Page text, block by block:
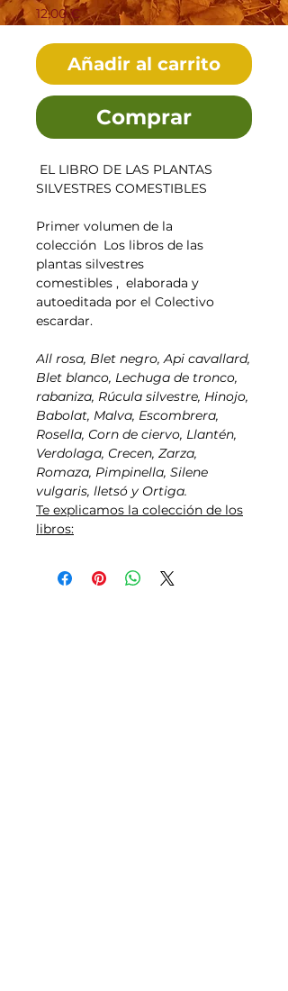
12,00 €Precio
Añadir al carrito
Comprar
EL LIBRO DE LAS PLANTAS
SILVESTRES COMESTIBLES
Primer volumen de la
colección Los libros de las
plantas silvestres
comestibles , elaborada y
autoeditada por el Colectivo
escardar.
All rosa, Blet negro, Api cavallard,
Blet blanco, Lechuga de tronco,
rabaniza, Rúcula silvestre, Hinojo,
Babolat, Malva, Escombrera,
Rosella, Corn de ciervo, Llantén,
Verdolaga, Crecen, Zarza,
Romaza, Pimpinella, Silene
vulgaris, lletsó y Ortiga.
Te explicamos la colección de los
libros: